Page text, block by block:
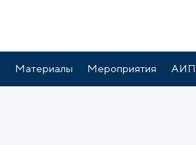
Материалы Мероприятия АИП